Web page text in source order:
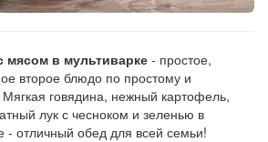
мясом в мультиварке - простое,
второе блюдо по простому и
говядина, нежный картофель,
лук с чесноком и зеленью в
отличный обед для всей семьи!